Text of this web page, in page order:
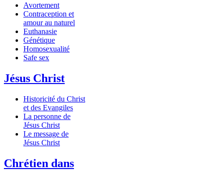
Avortement
Contraception et
amour au naturel
Euthanasie
Génétique
Homosexualité
Safe sex
Jésus Christ
Historicité du Christ
et des Evangiles
La personne de
Jésus Christ
Le message de
Jésus Christ
Chrétien dans